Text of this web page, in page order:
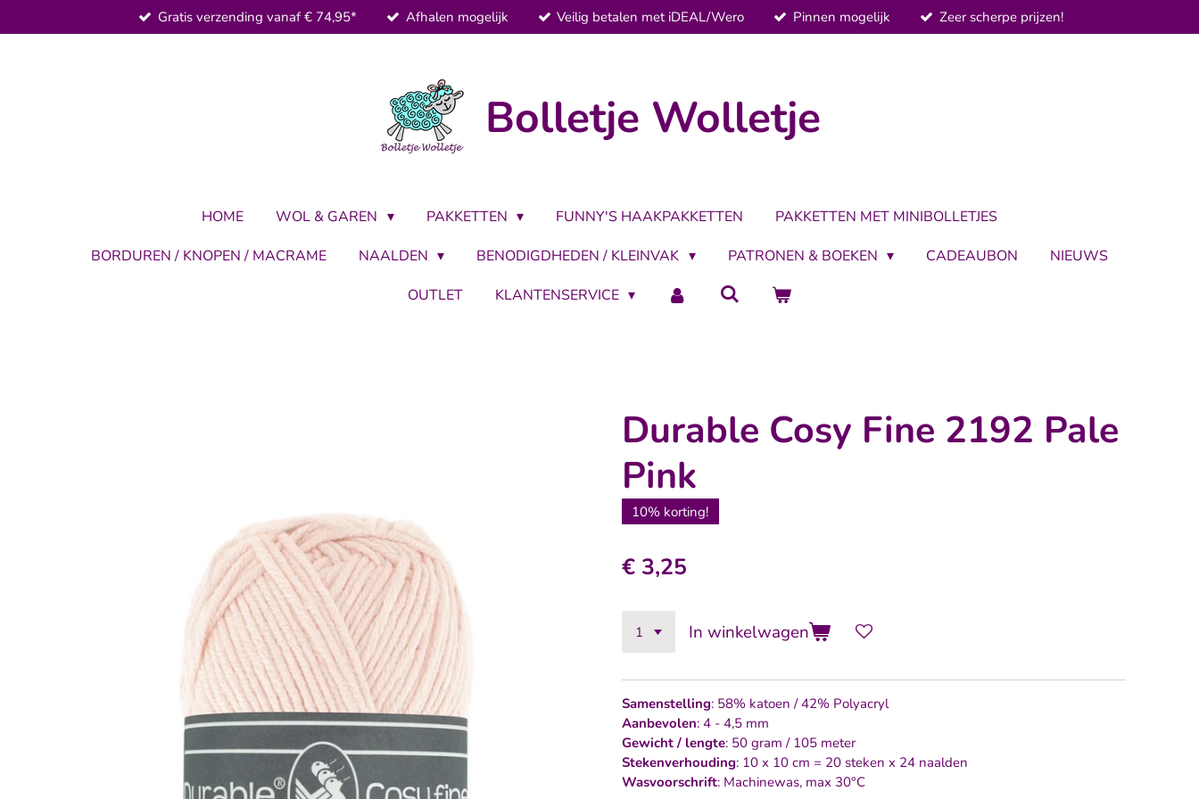
direct
Gratis verzending vanaf € 74,95* Afhalen mogelijk Veilig betalen met iDEAL/Wero Pinnen mogelijk Zeer scherpe prijzen!
Bolletje Wolletje
HOME WOL & GAREN PAKKETTEN FUNNY'S HAAKPAKKETTEN
PAKKETTEN MET MINIBOLLETJES
BORDUREN / KNOPEN / MACRAME
NAALDEN BENODIGDHEDEN / KLEINVAK PATRONEN & BOEKEN CADEAUBON
NIEUWS
OUTLET
KLANTENSERVICE
Durable Cosy Fine 2192 Pale
Pink
10% korting!
€ 3,25
In winkelwagen
Samenstelling: 58% katoen / 42% Polyacryl
Aanbevolen: 4 - 4,5 mm
Gewicht / lengte: 50 gram / 105 meter
Stekenverhouding: 10 x 10 cm = 20 steken x 24 naalden
Wasvoorschrift: Machinewas, max 30°C